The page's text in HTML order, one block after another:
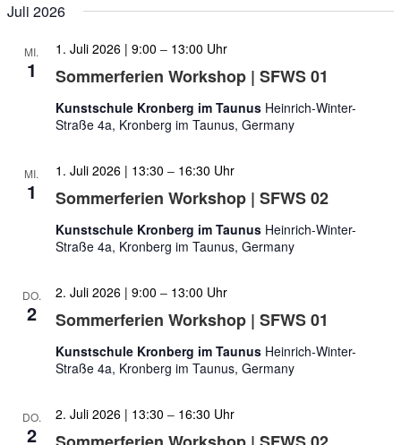
wählen.
Juli 2026
MI.
1 Sommerferien Workshop | SFWS 01
1. Juli 2026 | 9:00 – 13:00
Kunstschule Kronberg im Taunus Heinrich-Winter-
Straße 4a, Kronberg im Taunus, Germany
MI.
1 Sommerferien Workshop | SFWS 02
1. Juli 2026 | 13:30 – 16:30
Kunstschule Kronberg im Taunus Heinrich-Winter-
Straße 4a, Kronberg im Taunus, Germany
DO.
2 Sommerferien Workshop | SFWS 01
2. Juli 2026 | 9:00 – 13:00
Kunstschule Kronberg im Taunus Heinrich-Winter-
Straße 4a, Kronberg im Taunus, Germany
DO.
2
2. Juli 2026 | 13:30 – 16:30